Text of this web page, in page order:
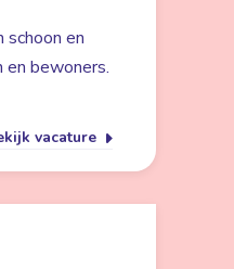
schoon en
bewoners.
vacature